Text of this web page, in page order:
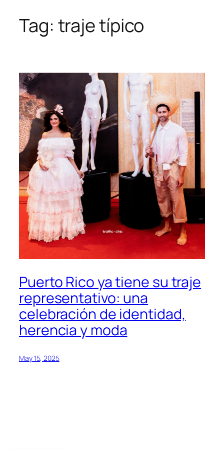
SkipTag: traje típico
Puerto Rico ya tiene su traje
representativo: una
celebración de identidad,
herencia y moda
May 15, 2025